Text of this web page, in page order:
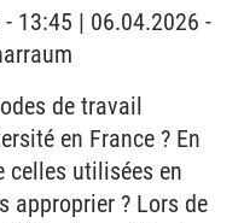
13:45 | 06.04.2026 -
de travail
en France ? En
celles utilisées en
approprier ? Lors de